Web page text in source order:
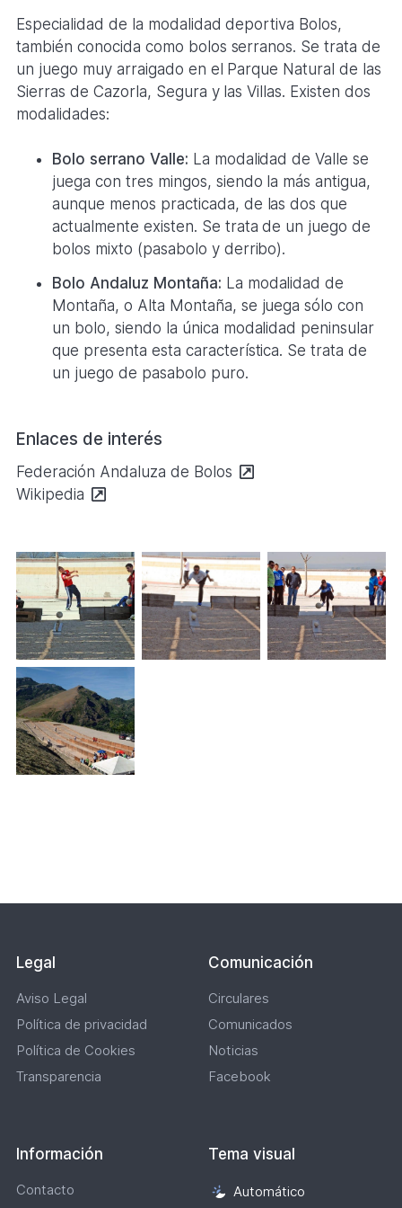
Especialidad de la modalidad deportiva Bolos,
también conocida como bolos serranos. Se trata de
un juego muy arraigado en el Parque Natural de las
Sierras de Cazorla, Segura y las Villas. Existen dos
modalidades:
Bolo serrano Valle: La modalidad de Valle se
juega con tres mingos, siendo la más antigua,
aunque menos practicada, de las dos que
actualmente existen. Se trata de un juego de
bolos mixto (pasabolo y derribo).
Bolo Andaluz Montaña: La modalidad de
Montaña, o Alta Montaña, se juega sólo con
un bolo, siendo la única modalidad peninsular
que presenta esta característica. Se trata de
un juego de pasabolo puro.
Enlaces de interés
Federación Andaluza de Bolos
Se
abre
nueva
pestaña
Wikipedia
Se
una
nueva
pestaña
Legal
Aviso Legal
Política de privacidad
Política de Cookies
Transparencia
Comunicación
Circulares
Comunicados
Noticias
Facebook
Información
Contacto
Tema visual
Selección
Automático